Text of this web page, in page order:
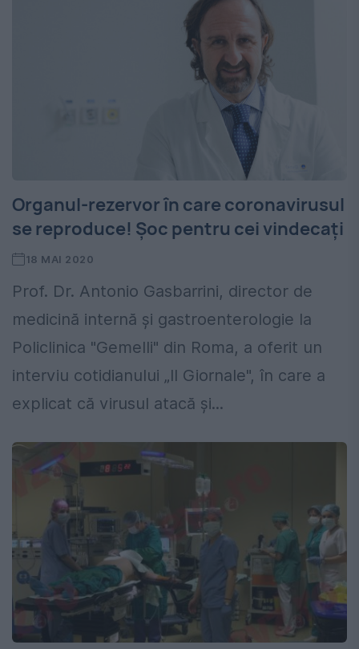
Organul-rezervor în care coronavirusul
se reproduce! Șoc pentru cei vindecați
18 MAI 2020
Prof. Dr. Antonio Gasbarrini, director de
medicină internă și gastroenterologie la
Policlinica "Gemelli" din Roma, a oferit un
interviu cotidianului „Il Giornale", în care a
explicat că virusul atacă și...